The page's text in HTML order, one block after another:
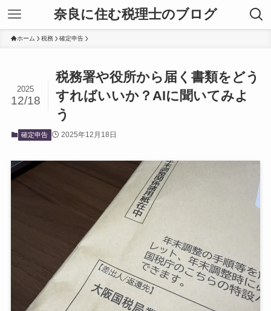
奈良に住む税理士のブログ
ホーム 税務 確定申告
税務署や役所から届く書類をどう
すればいいか？AIに聞いてみよ
う
2025
12/18
確定申告 2025年12月18日